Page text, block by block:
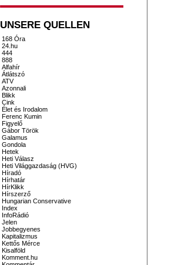
UNSERE QUELLEN
168 Óra
24.hu
444
888
Alfahír
Átlátszó
ATV
Azonnali
Blikk
Cink
Élet és Irodalom
Ferenc Kumin
Figyelő
Gábor Török
Galamus
Gondola
Hetek
Heti Válasz
Heti Világgazdaság (HVG)
Híradó
Hírhatár
HírKlikk
Hírszerző
Hungarian Conservative
Index
InfoRádió
Jelen
Jobbegyenes
Kapitalizmus
Kettős Mérce
Kisalföld
Komment.hu